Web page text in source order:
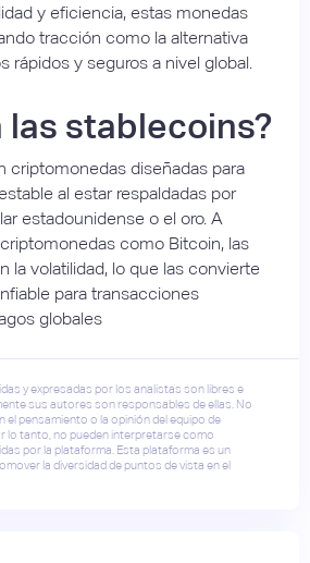
y eficiencia, estas monedas
tracción como la alternativa
rápidos y seguros a nivel global.
las stablecoins?
criptomonedas diseñadas para
al estar respaldadas por
estadounidense o el oro. A
como Bitcoin, las
la volatilidad, lo que las convierte
para transacciones
globales
y expresadas por los analistas son libres e
sus autores son responsables de ellas. No
el pensamiento o la opinión del equipo de
lo tanto, no pueden interpretarse como
por la plataforma. Esta plataforma es un
la diversidad de puntos de vista en el